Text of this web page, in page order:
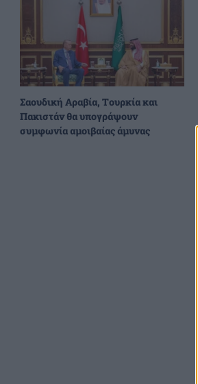
Σαουδική Αραβία, Τουρκία και
Πακιστάν θα υπογράψουν
συμφωνία αμοιβαίας άμυνας